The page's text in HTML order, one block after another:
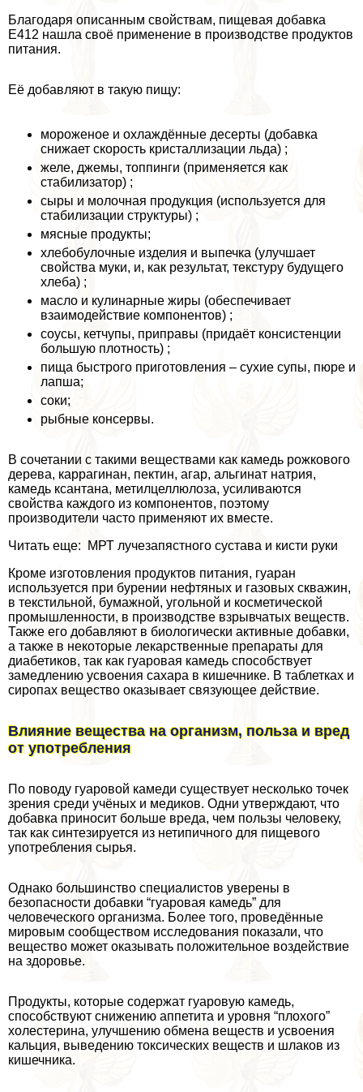
Благодаря описанным свойствам, пищевая добавка
Е412 нашла своё применение в производстве продуктов
питания.
Её добавляют в такую пищу:
мороженое и охлаждённые десерты (добавка
снижает скорость кристаллизации льда) ;
желе, джемы, топпинги (применяется как
стабилизатор) ;
сыры и молочная продукция (используется для
стабилизации структуры) ;
мясные продукты;
хлебобулочные изделия и выпечка (улучшает
свойства муки, и, как результат, текстуру будущего
хлеба) ;
масло и кулинарные жиры (обеспечивает
взаимодействие компонентов) ;
соусы, кетчупы, приправы (придаёт консистенции
большую плотность) ;
пища быстрого приготовления – сухие супы, пюре и
лапша;
соки;
рыбные консервы.
В сочетании с такими веществами как камедь рожкового
дерева, каррагинан, пектин, агар, альгинат натрия,
камедь ксантана, метилцеллюлоза, усиливаются
свойства каждого из компонентов, поэтому
производители часто применяют их вместе.
Читать еще: МРТ лучезапястного сустава и кисти руки
Кроме изготовления продуктов питания, гуаран
используется при бурении нефтяных и газовых скважин,
в текстильной, бумажной, угольной и косметической
промышленности, в производстве взрывчатых веществ.
Также его добавляют в биологически активные добавки,
а также в некоторые лекарственные препараты для
диабетиков, так как гуаровая камедь способствует
замедлению усвоения сахара в кишечнике. В таблетках и
сиропах вещество оказывает связующее действие.
Влияние вещества на организм, польза и вред
от употрeбления
По поводу гуаровой камеди существует несколько точек
зрения среди учёных и медиков. Одни утверждают, что
добавка приносит больше вреда, чем пользы человеку,
так как синтезируется из нетипичного для пищевого
употрeбления сырья.
Однако большинство специалистов уверены в
безопасности добавки “гуаровая камедь” для
человеческого организма. Более того, проведённые
мировым сообществом исследования показали, что
вещество может оказывать положительное воздействие
на здоровье.
Продукты, которые содержат гуаровую камедь,
способствуют снижению аппетита и уровня “плохого”
холестерина, улучшению обмена веществ и усвоения
кальция, выведению токсических веществ и шлаков из
кишечника.